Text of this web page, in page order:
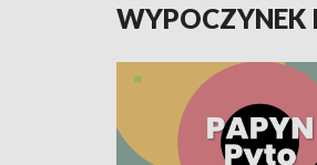
WYPOCZYNEK